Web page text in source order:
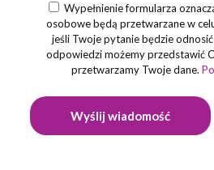
Wypełnienie formularza
osobowe będą przetwarzane w
jeśli Twoje pytanie będzie odnosić
odpowiedzi możemy przedstawić
przetwarzamy Twoje dane.